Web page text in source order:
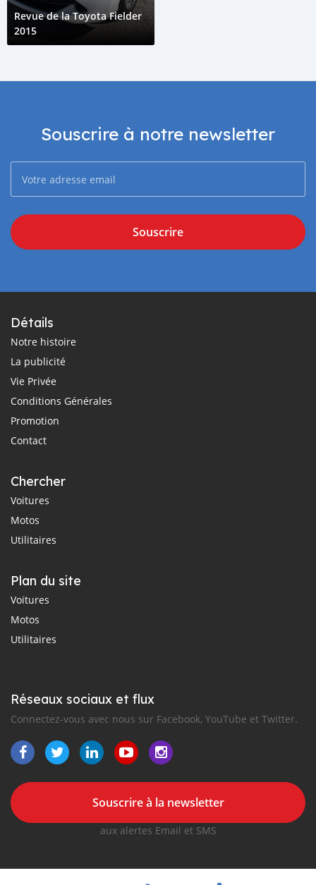
Revue de la Toyota Fielder
2015
Souscrire à notre newsletter
Souscrire
Détails
Notre histoire
La publicité
Vie Privée
Conditions Générales
Promotion
Contact
Chercher
Voitures
Motos
Utilitaires
Plan du site
Voitures
Motos
Utilitaires
Réseaux sociaux et flux
Connectez-vous avec nous sur Facebook, YouTube et Twitter.
Souscrire à la newsletter
aux alertes Email et SMS